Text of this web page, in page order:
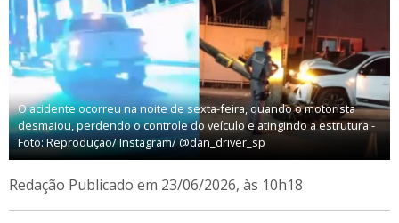
O acidente ocorreu na noite de sexta-feira, quando o motorista
desmaiou, perdendo o controle do veículo e atingindo a estrutura -
Foto: Reprodução/ Instagram/ @dan_driver_sp
Redação Publicado em 23/06/2026, às 10h18